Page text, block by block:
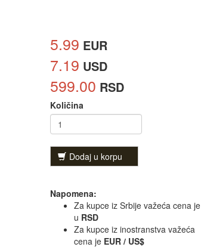
5.99 EUR
7.19 USD
599.00 RSD
Količina
Dodaj u korpu
Napomena:
Za kupce iz Srbije važeća cena je
u RSD
Za kupce iz inostranstva važeća
cena je EUR / US$